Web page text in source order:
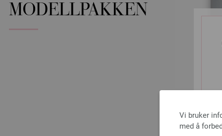
Vi bruker
med å
MODELLPAKKEN